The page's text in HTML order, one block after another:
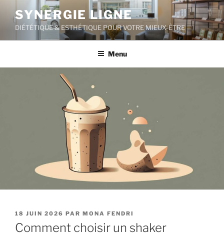
contenu
principal
SYNERGIE LIGNE
DIÉTÉTIQUE & ESTHÉTIQUE POUR VOTRE MIEUX-ÊTRE
Menu
PUBLIÉ
LE
18 JUIN 2026 PAR MONA FENDRI
Comment choisir un shaker